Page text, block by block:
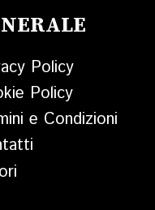
Policy
Policy
e Condizioni